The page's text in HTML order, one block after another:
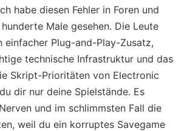
habe diesen Fehler in Foren und
Male gesehen. Die Leute
einfacher Plug-and-Play-Zusatz,
technische Infrastruktur und das
Skript-Prioritäten von Electronic
dir nur deine Spielstände. Es
und im schlimmsten Fall die
weil du ein korruptes Savegame